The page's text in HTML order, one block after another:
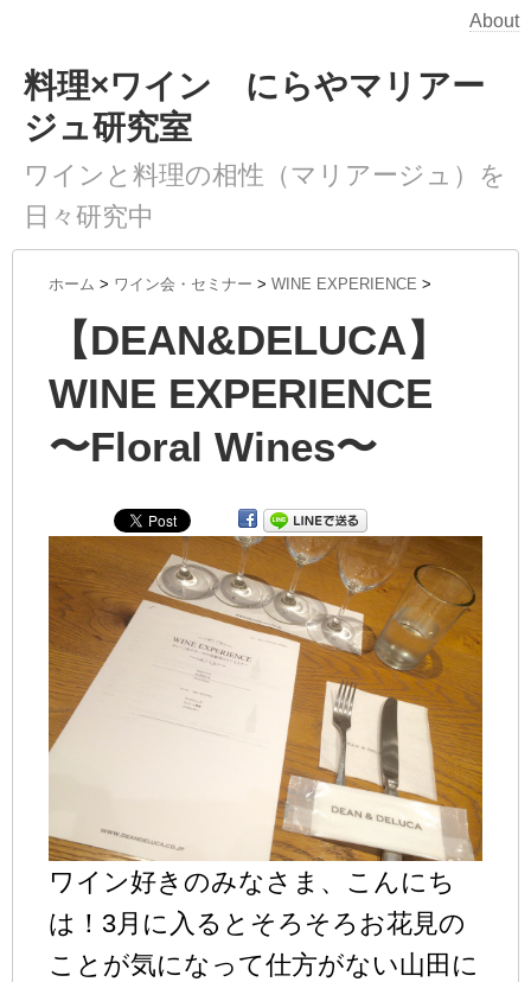
About
料理×ワイン にらやマリアー
ジュ研究室
ワインと料理の相性（マリアージュ）を
日々研究中
ホーム > ワイン会・セミナー > WINE EXPERIENCE >
【DEAN&DELUCA】
WINE EXPERIENCE
〜Floral Wines〜
ワイン好きのみなさま、こんにち
は！3月に入るとそろそろお花見の
ことが気になって仕方がない山田に